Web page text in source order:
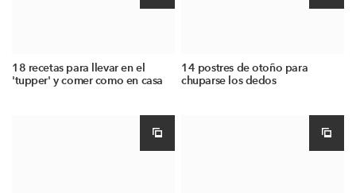
18 recetas para llevar en el
'tupper' y comer como en casa
14 postres de otoño para
chuparse los dedos